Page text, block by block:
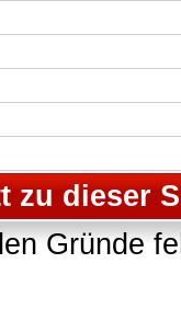
zu dieser
Gründe